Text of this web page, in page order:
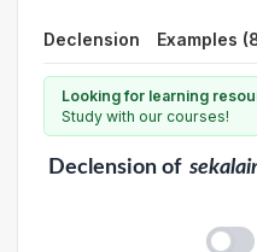
Declension Examples
Looking for learning
Study with our courses!
Declensionof